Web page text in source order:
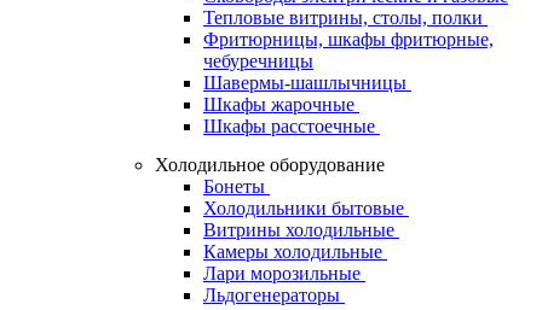
Тепловые витрины, столы, полки
Фритюрницы, шкафы фритюрные,
чебуречницы
Шавермы-шашлычницы
Шкафы жарочные
Шкафы расстоечные
Холодильное оборудование
Бонеты
Холодильники бытовые
Витрины холодильные
Камеры холодильные
Лари морозильные
Льдогенераторы